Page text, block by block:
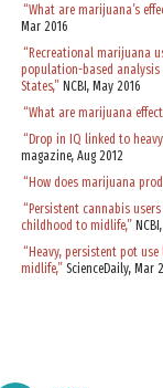
“What are marijuana’s
Mar 2016
“Recreational marijuana
population-based
States,” NCBI, May 2016
“What are marijuana
“Drop in IQ linked to
magazine, Aug 2012
“How does marijuana
“Persistent cannabis
childhood to midlife,”
“Heavy, persistent pot
midlife,” ScienceDaily, Mar